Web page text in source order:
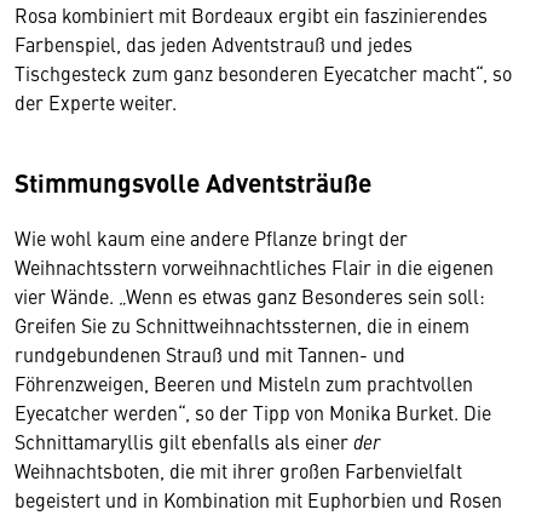
Rosa kombiniert mit Bordeaux ergibt ein faszinierendes
Farbenspiel, das jeden Adventstrauß und jedes
Tischgesteck zum ganz besonderen Eyecatcher macht“, so
der Experte weiter.
Stimmungsvolle Adventsträuße
Wie wohl kaum eine andere Pflanze bringt der
Weihnachtsstern vorweihnachtliches Flair in die eigenen
vier Wände. „Wenn es etwas ganz Besonderes sein soll:
Greifen Sie zu Schnittweihnachtssternen, die in einem
rundgebundenen Strauß und mit Tannen- und
Föhrenzweigen, Beeren und Misteln zum prachtvollen
Eyecatcher werden“, so der Tipp von Monika Burket. Die
Schnittamaryllis gilt ebenfalls als einerder
Weihnachtsboten, die mit ihrer großen Farbenvielfalt
begeistert und in Kombination mit Euphorbien und Rosen